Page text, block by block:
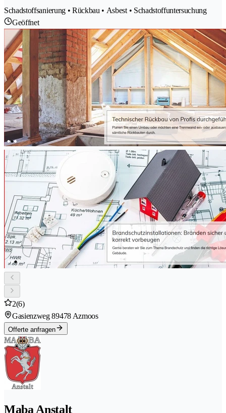
Schadstoffsanierung • Rückbau • Asbest • Schadstoffuntersuchung
Geöffnet
2(6)
Gasienzweg 89478 Azmoos
Offerte anfragen
Maba Anstalt